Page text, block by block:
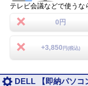
テレビ会議などで使うな
0円
+3,850 円(税込)
DELL 【即納パソ